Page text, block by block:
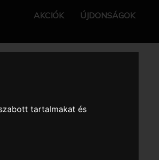
tartalmakat és
AKCIÓK ÚJDONSÁGOK